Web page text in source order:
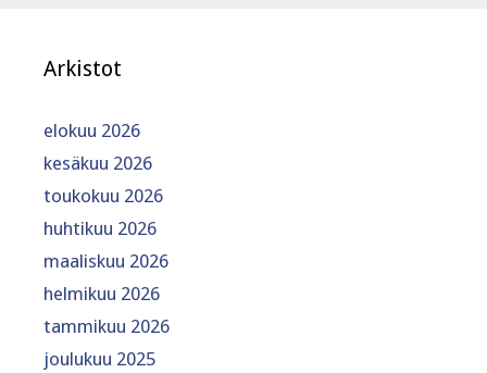
Arkistot
elokuu 2026
kesäkuu 2026
toukokuu 2026
huhtikuu 2026
maaliskuu 2026
helmikuu 2026
tammikuu 2026
joulukuu 2025